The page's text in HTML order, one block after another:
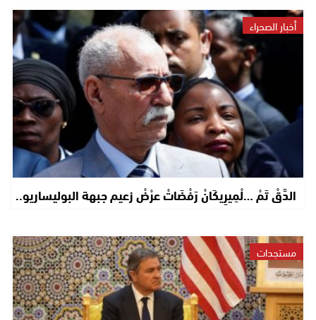
أخبار الصحراء
الدَّقْ تَمْ …لْمِيرِيكَانْ رَفْضَاتْ عرْضْ زعيم جبهة البوليساريو..
مستجدات